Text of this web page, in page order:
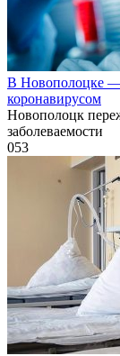
В Новополоцке —
коронавирусом
Новополоцк
заболеваемости
053